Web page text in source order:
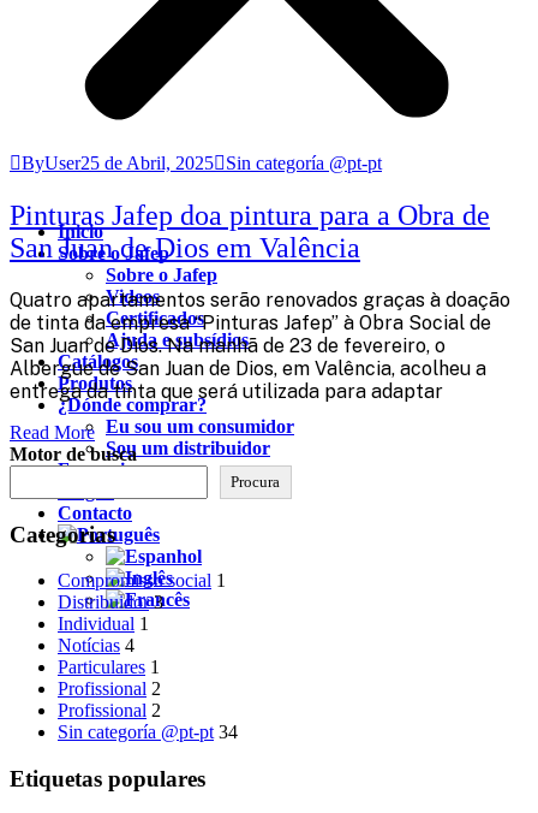
Inicio
Sobre o Jafep
Sobre o Jafep
Videos
Certificados
Ajuda e subsídios
Catálogos
Produtos
¿Dónde comprar?
Eu sou um consumidor
Sou um distribuidor
Franquias
Contacto
ByUser25 de Abril, 2025 Sin categoría @pt-pt
Pinturas Jafep doa pintura para a Obra de
San Juan de Dios em Valência
Quatro apartamentos serão renovados graças à doação
de tinta da empresa “Pinturas Jafep” à Obra Social de
San Juan de Dios. Na manhã de 23 de fevereiro, o
Albergue de San Juan de Dios, em Valência, acolheu a
entrega da tinta que será utilizada para adaptar
Read More
Motor de busca
Procura
Categorias
Compromisso social 1
Distribuidor 3
Individual 1
Notícias 4
Particulares 1
Profissional 2
Profissional 2
Sin categoría @pt-pt 34
Etiquetas populares